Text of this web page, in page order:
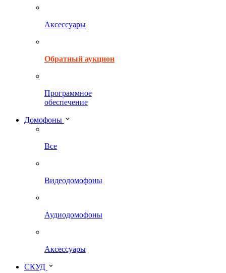
Аксессуары
Обратный аукцион
Программное
обеспечение
Домофоны
Все
Видеодомофоны
Аудиодомофоны
Аксессуары
СКУД